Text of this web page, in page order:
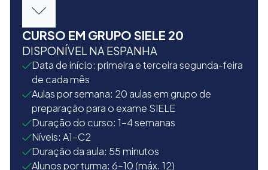
CURSO EM GRUPO SIELE 20
DISPONÍVEL NA ESPANHA
Data de início: primeira e terceira segunda-feira
de cada mês
Aulas por semana: 20 aulas em grupo de
preparação para o exame SIELE
Duração do curso: 1–4 semanas
Níveis: A1–C2
Duração da aula: 55 minutos
Alunos por turma: 6–10 (máx. 12)